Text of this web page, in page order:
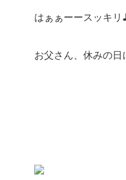
はぁぁーースッキリ
お父さん、休みの日